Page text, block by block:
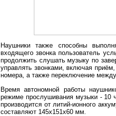
Наушники также способны
входящего звонка пользователь
продолжить слушать музыку по
управлять звонками, включая
номера, а также переключение
Время автономной работы
режиме прослушивания музыки - 10
производится от литий-ионного
составляют 145x151x60 мм.